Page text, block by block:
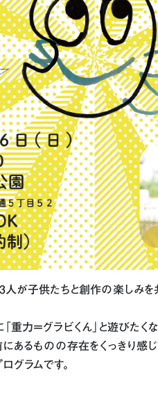
人が子供たちと創作の楽しみ
重力＝グラビくん」と遊びたくな
にあるものの存在をくっきり感じ
グラムです。